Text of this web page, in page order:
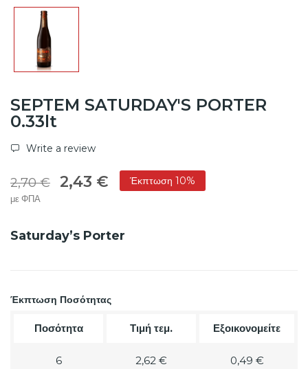
SEPTEM SATURDAY'S PORTER
0.33lt
Write a review
2,70 € 2,43 € Έκπτωση 10%
με ΦΠΑ
Saturday’s Porter
Έκπτωση Ποσότητας
Ποσότητα Τιμή τεμ. Εξοικονομείτε
6 2,62 € 0,49 €